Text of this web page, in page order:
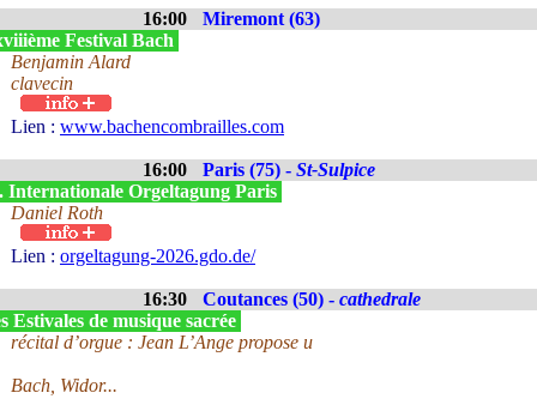
16:00 Miremont (63)
Festival Bach
Benjamin Alard
clavecin
Lien : www.bachencombrailles.com
16:00 Paris (75) - St-Sulpice
Internationale Orgeltagung Paris
Daniel Roth
Lien : orgeltagung-2026.gdo.de/
16:30 Coutances (50) - cathedrale
Estivales de musique sacrée
récital d’orgue : Jean L’Ange propose u
Bach, Widor...